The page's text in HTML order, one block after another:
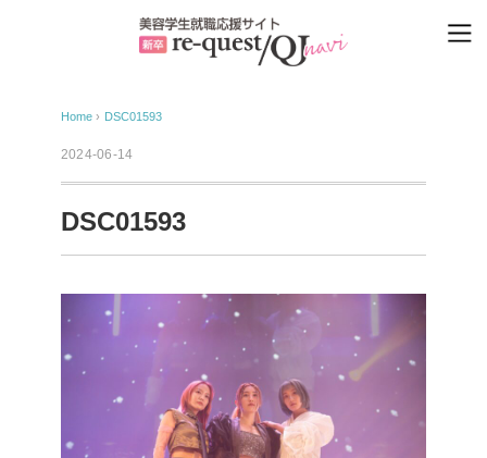
Home › DSC01593
2024-06-14
DSC01593